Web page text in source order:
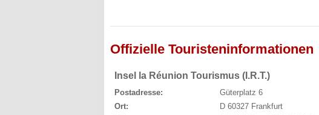
Offizielle Touristeninformationen
Insel la Réunion Tourismus (I.R.T.)
Postadresse:
Güterplatz 6
Ort:
D 60327 Frankfurt